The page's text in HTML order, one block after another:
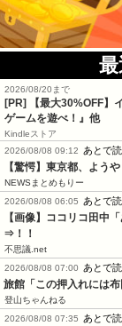
2026/08/20まで
[PR]
【最大30%OFF
ゲームを遊べ！』他
Kindleストア
2026/08/08 09:12 あとで
【驚愕】東京都、よう
NEWSまとめもりー
2026/08/08 06:05 あとで
【画像】ココリコ田中
⇒！！
不思議.net
2026/08/08 07:00 あとで
旅館「この押入れには布
登山ちゃんねる
2026/08/08 07:35 あとで